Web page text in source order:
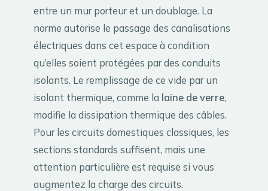
entre un mur porteur et un doublage. La
norme autorise le passage des canalisations
électriques dans cet espace à condition
qu’elles soient protégées par des conduits
isolants. Le remplissage de ce vide par un
isolant thermique, comme la laine de verre,
modifie la dissipation thermique des câbles.
Pour les circuits domestiques classiques, les
sections standards suffisent, mais une
attention particulière est requise si vous
augmentez la charge des circuits.